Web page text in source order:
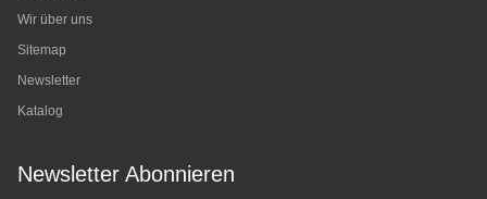
Wir über uns
Sitemap
Newsletter
Katalog
Newsletter Abonnieren